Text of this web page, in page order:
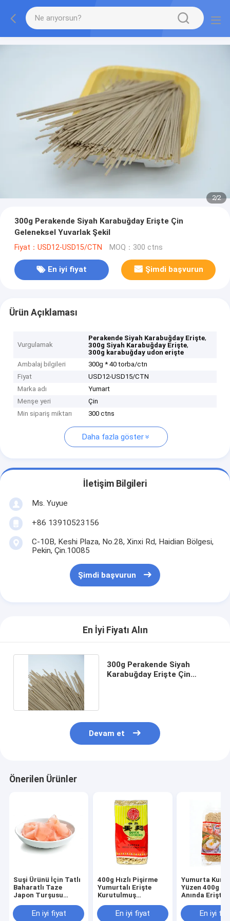
2/2
300g Perakende Siyah Karabuğday Erişte Çin
Geleneksel Yuvarlak Şekil
Fiyat：USD12-USD15/CTN MOQ：300 ctns
En iyi fiyat Şimdi başvurun
Ürün Açıklaması
Vurgulamak
Perakende Siyah Karabuğday Erişte,
300g Siyah Karabuğday Erişte,
300g karabuğday udon erişte
Ambalaj bilgileri
300g * 40 torba/ctn
Fiyat
USD12-USD15/CTN
Marka adı
Yumart
Menşe yeri
Çin
Min sipariş miktarı
300 ctns
Daha fazla göster
İletişim Bilgileri
Ms. Yuyue
+86 13910523156
C-10B, Keshi Plaza, No.28, Xinxi Rd, Haidian Bölgesi,
Pekin, Çin.10085
Şimdi başvurun
En İyi Fiyatı Alın
300g Perakende Siyah
Karabuğday Erişte Çin
Devam et
Önerilen Ürünler
Suşi Ürünü İçin Tatlı
Baharatlı Taze
Japon Turşusu
ve ŞeritEn iyi fiyat
400g Hızlı Pişirme
Yumurtalı Erişte
Kurutulmuş
Anında Helal
En iyi fiyat
Yumurta
Yüzen 400g
Anında Erişte
En iyi